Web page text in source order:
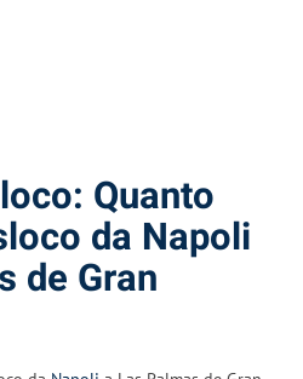
Quanto
da Napoli
de Gran